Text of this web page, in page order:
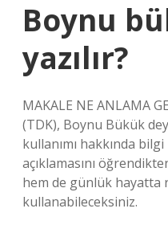
Boynu
yazılır?
MAKALE NE ANLAMA
(TDK), Boynu Bükük
kullanımı hakkında
açıklamasını
hem de günlük hayatta
kullanabileceksiniz.